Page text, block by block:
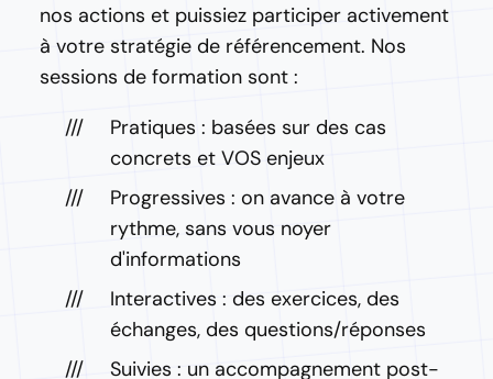
nos actions et puissiez participer activement
à votre stratégie de référencement. Nos
sessions de formation sont :
Pratiques : basées sur des cas
concrets et VOS enjeux
Progressives : on avance à votre
rythme, sans vous noyer
d'informations
Interactives : des exercices, des
échanges, des questions/réponses
Suivies : un accompagnement post-